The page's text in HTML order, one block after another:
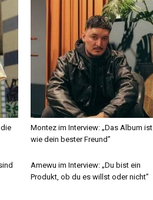
Montez im Interview: „Das Album ist
wie dein bester Freund”
Amewu im Interview: „Du bist ein
Produkt, ob du es willst oder nicht”